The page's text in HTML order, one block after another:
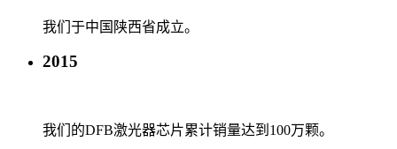
我们于中国陕西省成立。
2015
我们的DFB激光器芯片累计销量达到100万颗。